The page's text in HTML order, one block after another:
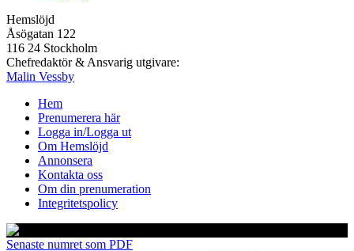
Hemslöjd
Åsögatan 122
116 24 Stockholm
Chefredaktör & Ansvarig utgivare:
Malin Vessby
Hem
Prenumerera här
Logga in/Logga ut
Om Hemslöjd
Annonsera
Kontakta oss
Om din prenumeration
Integritetspolicy
Senaste numret som PDF